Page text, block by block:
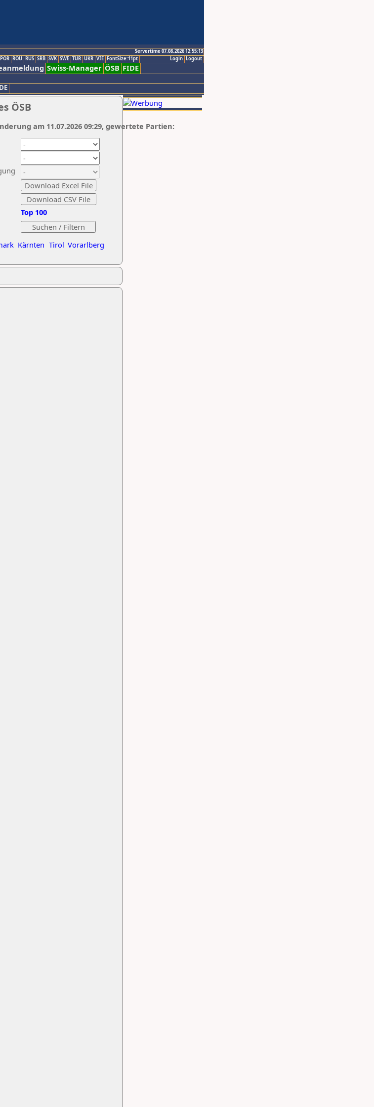
Servertime 07.08.2026 12:55:13
Logout
Login
POR ROU RUS SRB SVK SWE TUR UKR VIE FontSize:11pt
Swiss-Manager ÖSB FIDE
ÖSB
Kärnten Tirol Vorarlberg
Top 100
am 11.07.2026 09:29, gewertete Partien: